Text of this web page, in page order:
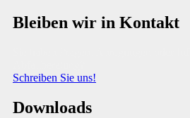
Bleiben wir in Kontakt
Schreiben Sie uns!
Downloads